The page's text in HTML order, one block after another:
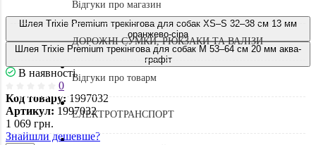
Відгуки про магазин
ДОРОЖНІ СУМКИ, РЮКЗАКИ ТА ВАЛІЗИ
Відгуки про товарм
ЕЛЕКТРОТРАНСПОРТ
Шлея Trixie Premium трекінгова для собак XS–S 32–38 см 13 мм
оранжево-сіра
Шлея Trixie Premium трекінгова для собак M 53–64 см 20 мм аква-
графіт
В наявності
0
Код товару: 1997032
Артикул: 1997032
1 069 грн.
Знайшли дешевше?